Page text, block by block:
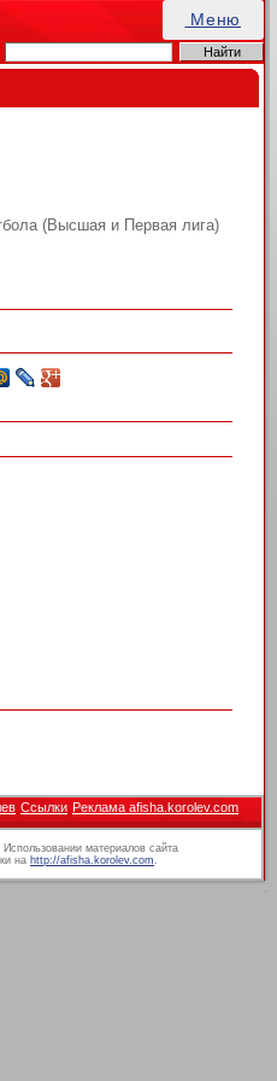
Меню
(Высшая и Первая лига)
Ссылки Реклама afisha.korolev.com
материалов сайта
на http://afisha.korolev.com.